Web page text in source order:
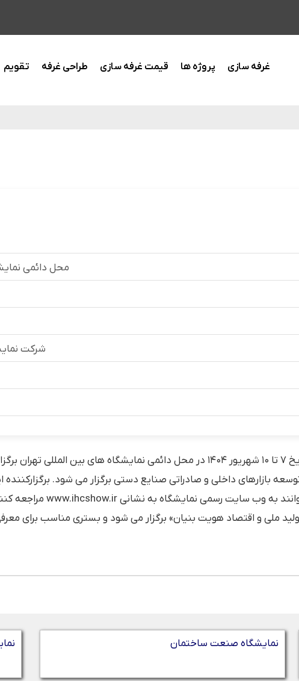
غرفه سازی پروژه ها قیمت غرفه سازی طراحی غرفه تقویم
‏محل دائمی
‏شرکت
سی و هشتمین نمایشگاه بین المللی صنایع دستی ایران از تاریخ ۷ تا ۱۰ شهریور ۱۴۰۴ در
بازارهای داخلی و صادراتی صنایع دستی برگزار می شود. برگزارکننده
ملی و اقتصاد هویت بنیان» برگزار می شود و بستری مناسب برای
نمایشگاه صنعت ساختمان